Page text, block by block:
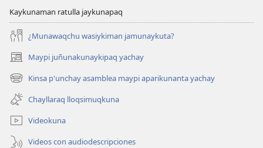
Kaykunaman ratulla jaykunapaq
¿Munawaqchu wasiykiman jamunaykuta?
Maypi juñunakunaykipaq yachay
(abre
una
nueva
ventana)
Kinsa p'unchay asamblea maypi aparikunanta yachay
(abre
una
nueva
ventana)
Chayllaraq lloqsimuqkuna
Videokuna
Videos con audiodescripciones